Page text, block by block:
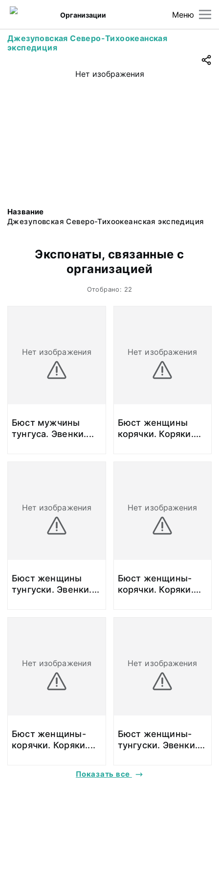
Меню
Организации
Джезуповская Северо-Тихоокеанская
экспедиция
Нет изображения
Название
Джезуповская Северо-Тихоокеанская экспедиция
Экспонаты, связанные с
организацией
Отобрано: 22
Нет изображения
Бюст мужчины
тунгуса. Эвенки....
Нет изображения
Бюст женщины
корячки. Коряки....
Нет изображения
Бюст женщины
тунгуски. Эвенки....
Нет изображения
Бюст женщины-
корячки. Коряки....
Нет изображения
Бюст женщины-
корячки. Коряки....
Нет изображения
Бюст женщины-
тунгуски. Эвенки....
Показать все